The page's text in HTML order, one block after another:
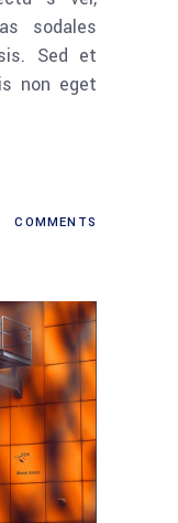
sodales
Sed et
non eget
COMMENTS